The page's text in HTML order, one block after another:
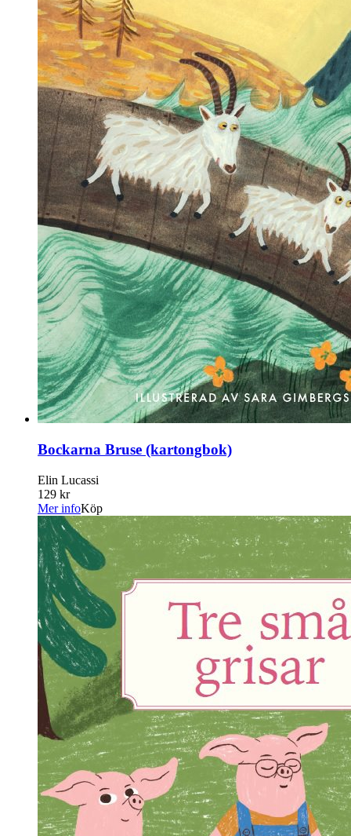
Bockarna Bruse (kartongbok)
Elin Lucassi
129 kr
Mer infoKöp